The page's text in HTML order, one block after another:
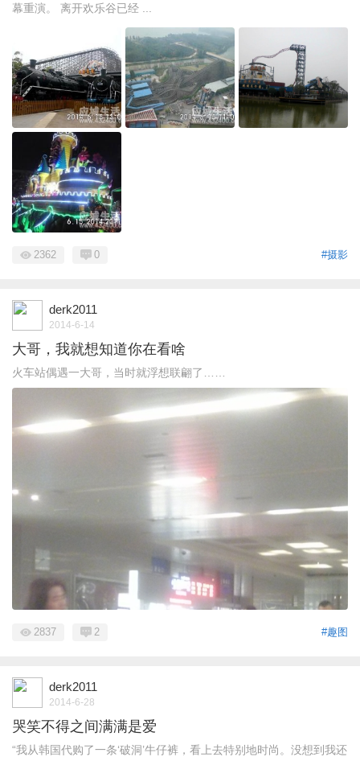
幕重演。 离开欢乐谷已经 ...
#摄影
2362 0
derk2011
2014-6-14
大哥，我就想知道你在看啥
火车站偶遇一大哥，当时就浮想联翩了……
#趣图
2837 2
derk2011
2014-6-28
哭笑不得之间满满是爱
“我从韩国代购了一条‘破洞’牛仔裤，看上去特别地时尚。没想到我还